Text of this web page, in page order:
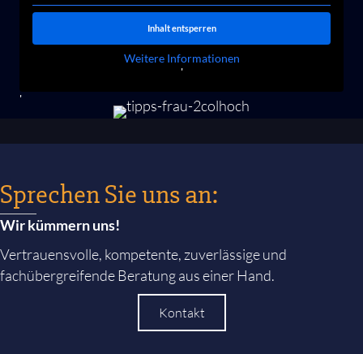
Inhalt entsperren
Weitere Informationen
'
'
Sprechen Sie uns an:
Wir kümmern uns!
Vertrauensvolle, kompetente, zuverlässige und
fachübergreifende Beratung aus einer Hand.
Kontakt